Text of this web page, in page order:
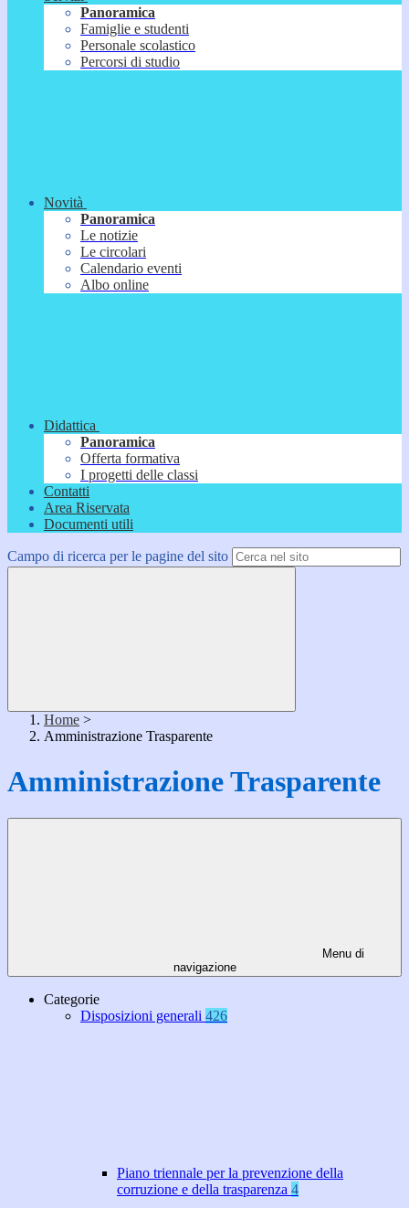
Panoramica
Famiglie e studenti
Personale scolastico
Percorsi di studio
Novità
Panoramica
Le notizie
Le circolari
Calendario eventi
Albo online
Didattica
Panoramica
Offerta formativa
I progetti delle classi
Contatti
Area Riservata
Documenti utili
Campo di ricerca per le pagine del sito
Home >
Amministrazione Trasparente
Amministrazione Trasparente
Menu di
navigazione
Categorie
Disposizioni generali 426
Piano triennale per la prevenzione della
corruzione e della trasparenza 4